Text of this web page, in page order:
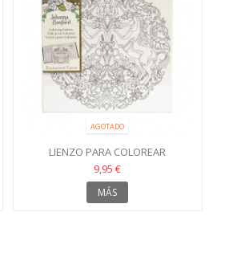
AGOTADO
LIENZO PARA COLOREAR
UNICORNIOS DE TALENS
9,95 €
MÁS